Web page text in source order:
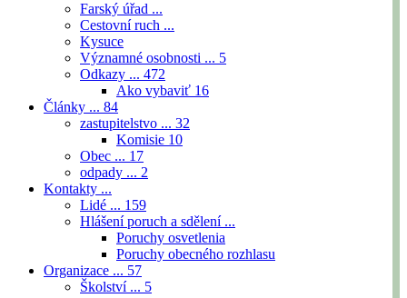
Farský úřad ...
Cestovní ruch ...
Kysuce
Významné osobnosti ... 5
Odkazy ... 472
Ako vybaviť 16
Články ... 84
zastupitelstvo ... 32
Komisie 10
Obec ... 17
odpady ... 2
Kontakty ...
Lidé ... 159
Hlášení poruch a sdělení ...
Poruchy osvetlenia
Poruchy obecného rozhlasu
Organizace ... 57
Školství ... 5